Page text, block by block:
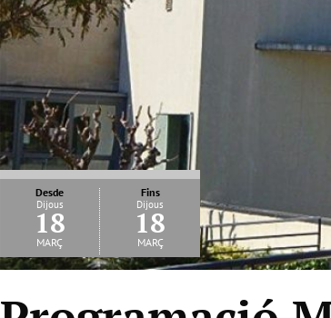
Desde
Dijous
18
març
Fins
Dijous
18
març